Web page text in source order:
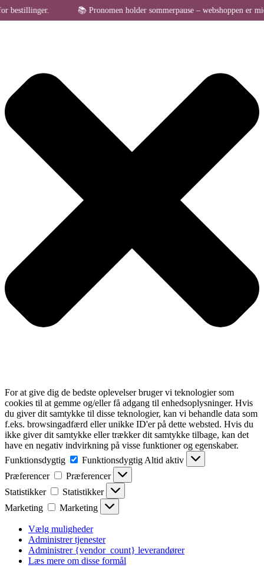
Administrer samtykke til cookies
For at give dig de bedste oplevelser bruger vi teknologier som
cookies til at gemme og/eller få adgang til enhedsoplysninger. Hvis
du giver dit samtykke til disse teknologier, kan vi behandle data som
f.eks. browsingadfærd eller unikke ID'er på dette websted. Hvis du
ikke giver dit samtykke eller trækker dit samtykke tilbage, kan det
have en negativ indvirkning på visse funktioner og egenskaber.
Funktionsdygtig
Funktionsdygtig Altid aktiv
Præferencer
Præferencer
Statistikker
Statistikker
Marketing
Marketing
Vælg muligheder
Administrer tjenester
Administrer {vendor_count} leverandører
Læs mere om disse formål
📚 Pronomen holder sommerpause – webshoppen er